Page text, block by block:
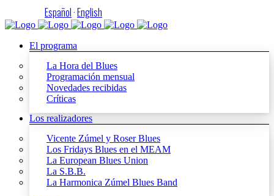
Español·English
El programa
La Hora del Blues
Programación mensual
Novedades recibidas
Críticas
Los realizadores
Vicente Zúmel y Roser Blues
Los Fridays Blues en el MEAM
La European Blues Union
La S.B.B.
La Harmonica Zúmel Blues Band